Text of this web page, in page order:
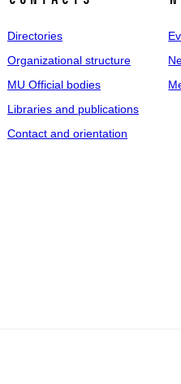
Directories
Organizational structure
MU Official bodies
Libraries and publications
Contact and orientation